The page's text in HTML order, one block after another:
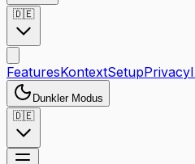
🇩🇪
FeaturesKontextSetupPrivacy
Dunkler Modus
🇩🇪